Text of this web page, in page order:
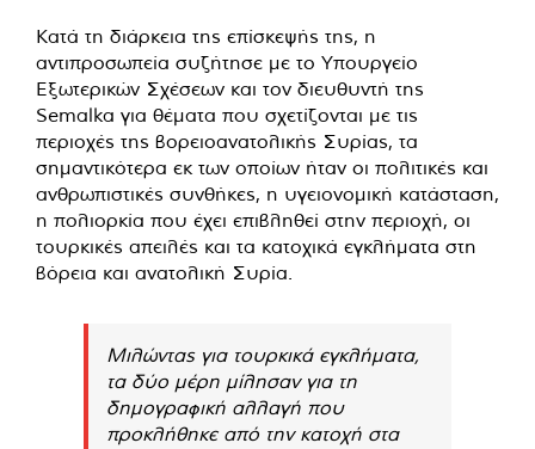
Κατά τη διάρκεια της επίσκεψής της, η
αντιπροσωπεία συζήτησε με το Υπουργείο
Εξωτερικών Σχέσεων και τον διευθυντή της
Semalka για θέματα που σχετίζονται με τις
περιοχές της βορειοανατολικής Συρίας, τα
σημαντικότερα εκ των οποίων ήταν οι πολιτικές και
ανθρωπιστικές συνθήκες, η υγειονομική κατάσταση,
η πολιορκία που έχει επιβληθεί στην περιοχή, οι
τουρκικές απειλές και τα κατοχικά εγκλήματα στη
βόρεια και ανατολική Συρία.
Μιλώντας για τουρκικά εγκλήματα,
τα δύο μέρη μίλησαν για τη
δημογραφική αλλαγή που
προκλήθηκε από την κατοχή στα